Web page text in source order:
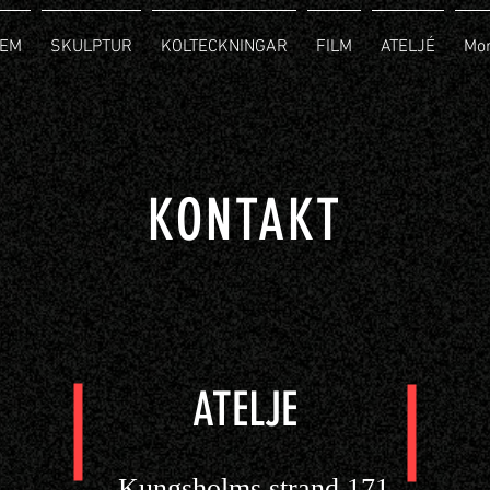
SKULPTUR KOLTECKNINGAR FILM ATELJÉ
KONTAKT
ATELJE